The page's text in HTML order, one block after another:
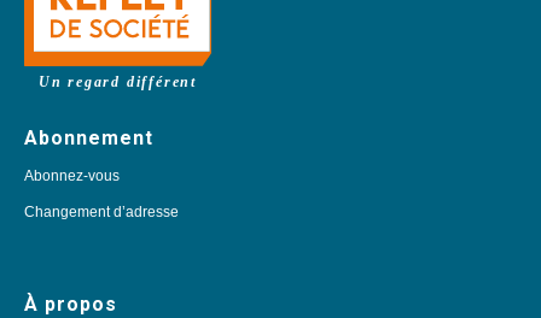
Un regard différent
Abonnement
Abonnez-vous
Changement d’adresse
À propos